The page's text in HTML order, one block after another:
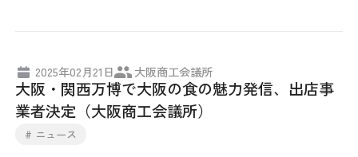
2025年02月21日 大阪商工会議所
大阪・関西万博で大阪の食の魅力発信、出店事
業者決定（大阪商工会議所）
# ニュース